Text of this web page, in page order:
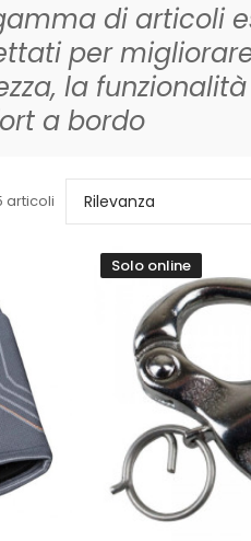
di articoli
per
la
a bordo
articoli
Solo online